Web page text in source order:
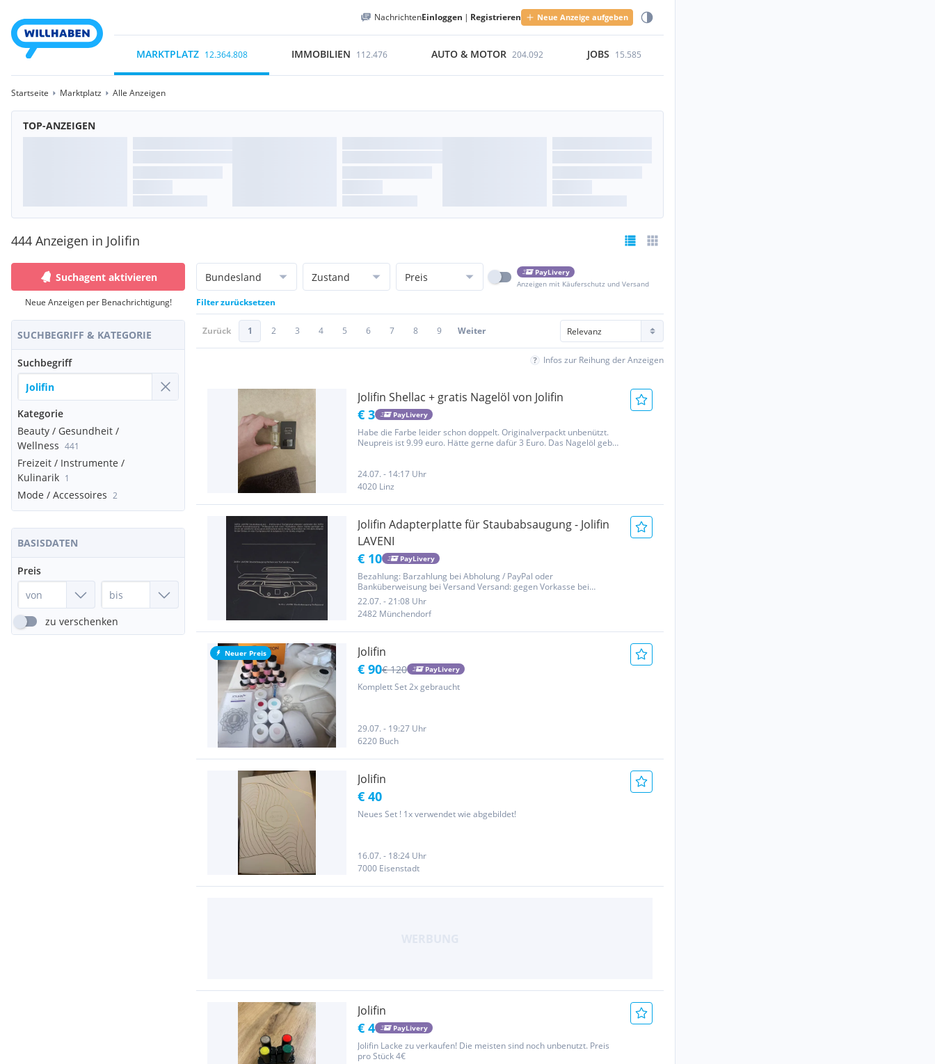
NachrichtenEinloggen | Registrieren Neue Anzeige aufgeben
MARKTPLATZ 12.364.808 IMMOBILIEN 112.476 AUTO & MOTOR 204.092 JOBS 15.585
Startseite Marktplatz Alle Anzeigen
TOP-ANZEIGEN
444 Anzeigen in Jolifin
Suchagent aktivieren
Neue Anzeigen per Benachrichtigung!
SUCHBEGRIFF & KATEGORIE
Suchbegriff
Kategorie
Beauty / Gesundheit /
Wellness 441
Freizeit / Instrumente /
Kulinarik 1
Mode / Accessoires 2
BASISDATEN
Preis
zu verschenken
Bundesland Zustand Preis
PayLivery
Anzeigen mit Käuferschutz und Versand
Filter zurücksetzen
Zurück 1 2 3 4 5 6 7 8 9 Weiter
Infos zur Reihung der Anzeigen
Jolifin Shellac + gratis Nagelöl von Jolifin
€ 3 PayLivery
Habe die Farbe leider schon doppelt. Originalverpackt unbenützt.
Neupreis ist 9.99 euro. Hätte gerne dafür 3 Euro. Das Nagelöl gebe
24.07. - 14:17 Uhr
4020 Linz
Jolifin Adapterplatte für Staubabsaugung - Jolifin
LAVENI
€ 10 PayLivery
Bezahlung: Barzahlung bei Abholung / PayPal oder
Banküberweisung bei Versand Versand: gegen Vorkasse bei
Kostenübernahme, oder sonstiger Vereinbarung möglich. Gerne
lade ich Sie ein, meine anderen Artikel anzusehen.
Rechtsgrundlage: Der Verkauf erfolgt...
22.07. - 21:08 Uhr
2482 Münchendorf
Neuer Preis Jolifin
€ 90€ 120 PayLivery
Komplett Set 2x gebraucht
29.07. - 19:27 Uhr
6220 Buch
Jolifin
€ 40
Neues Set ! 1x verwendet wie abgebildet!
16.07. - 18:24 Uhr
7000 Eisenstadt
Jolifin
€ 4 PayLivery
Jolifin Lacke zu verkaufen! Die meisten sind noch unbenutzt. Preis
pro Stück 4€